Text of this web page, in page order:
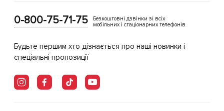
0-800-75-71-75
Безкоштовні дзвінки зі всіх
мобільних і стаціонарних телефонів
Будьте першим хто дізнається про наші новинки і
спеціальні пропозиції